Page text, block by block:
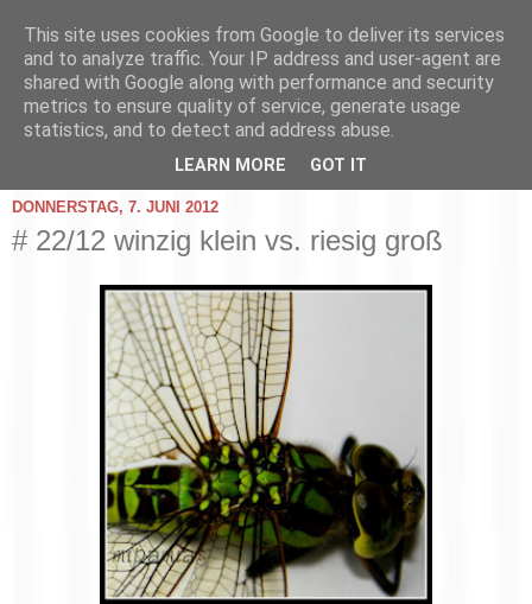
DONNERSTAG, 7. JUNI 2012
# 22/12 winzig klein vs. riesig groß
This site uses cookies from Google to deliver its services
and to analyze traffic. Your IP address and user-agent are
shared with Google along with performance and security
metrics to ensure quality of service, generate usage
statistics, and to detect and address abuse.
LEARN MORE GOT IT